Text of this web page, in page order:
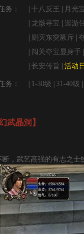
务： |十八反王
月光
龙骸寻宝
巡游
剿灭东突厥斥
闯关夺宝显身手
|长安传旨 |活动
务： 1-30级 31-40级
幻武晶洞】
断，武艺高强的有志之